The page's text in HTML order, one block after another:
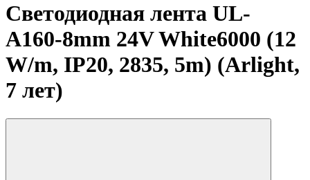
Светодиодная лента UL-
A160-8mm 24V White6000 (12
W/m, IP20, 2835, 5m) (Arlight,
7 лет)